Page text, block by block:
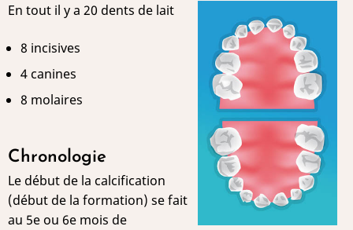
En tout il y a 20 dents de lait
8 incisives
4 canines
8 molaires
Chronologie
Le début de la calcification
(début de la formation) se fait
au 5e ou 6e mois de